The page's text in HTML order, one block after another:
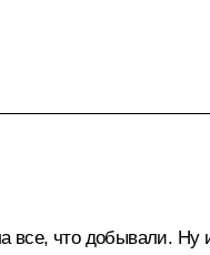
что добывали. Ну